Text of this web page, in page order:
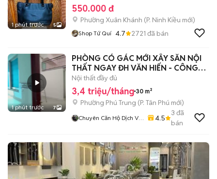
1 phút trước 5
550.000 đ
Phường Xuân Khánh (P. Ninh Kiều mới)
Shop Tứ Quí 4.7 2721 đã bán
1 phút trước 7
PHÒNG CÓ GÁC MỚI XÂY SẴN NỘI
THẤT NGAY ĐH VĂN HIẾN - CÔNG
THƯƠNG
Nội thất đầy đủ
3,4 triệu/tháng 30 m²
Phường Phú Trung (P. Tân Phú mới)
Chuyên Căn Hộ Dịch Vụ
4.5
3 đã
bán